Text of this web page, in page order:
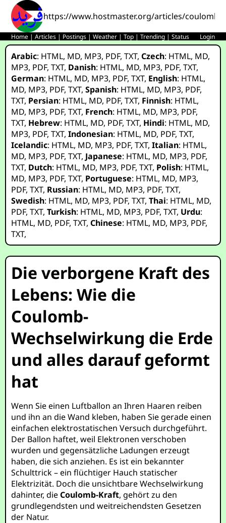
https://www.hostmaster.org/articles/
Home |Articles | Postings |Weather |Top |Trending |Status Login
Arabic: HTML, MD, MP3, PDF,TXT,Czech: HTML, MD,
MP3, PDF,TXT, Danish: HTML, MD, MP3, PDF,TXT,
German: HTML, MD, MP3, PDF,TXT, English: HTML,
MD, MP3, PDF,TXT,Spanish: HTML, MD, MP3, PDF,
TXT, Persian: HTML, MD, PDF,TXT, Finnish: HTML,
MD, MP3, PDF,TXT, French: HTML, MD, MP3, PDF,
TXT, Hebrew: HTML, MD, PDF,TXT, Hindi: HTML, MD,
MP3, PDF,TXT,Indonesian: HTML, MD, PDF,TXT,
Icelandic: HTML, MD, MP3, PDF,TXT,Italian: HTML,
MD, MP3, PDF,TXT, Japanese: HTML, MD, MP3, PDF,
TXT, Dutch: HTML, MD, MP3, PDF,TXT, Polish: HTML,
MD, MP3, PDF,TXT, Portuguese: HTML, MD, MP3,
PDF,TXT, Russian: HTML, MD, MP3, PDF,TXT,
Swedish: HTML, MD, MP3, PDF,TXT,Thai: HTML, MD,
PDF,TXT,Turkish: HTML, MD, MP3, PDF,TXT, Urdu:
HTML, MD, PDF,TXT,Chinese: HTML, MD, MP3, PDF,
TXT,
Die verborgene Kraft des
Lebens: Wie die
Coulomb-
Wechselwirkung die Erde
und alles darauf geformt
hat
Wenn Sie einen Luftballon an Ihren Haaren reiben
und ihn an die Wand kleben, haben Sie gerade einen
einfachen elektrostatischen Versuch durchgeführt.
Der Ballon haftet, weil Elektronen verschoben
wurden und gegensätzliche Ladungen erzeugt
haben, die sich anziehen. Es ist ein bekannter
Schulttrick – ein flüchtiger Hauch statischer
Elektrizität. Doch die unsichtbare Wechselwirkung
dahinter, dieCoulomb-Kraft, gehört zu den
grundlegendsten und weitreichendsten Gesetzen
der Natur.